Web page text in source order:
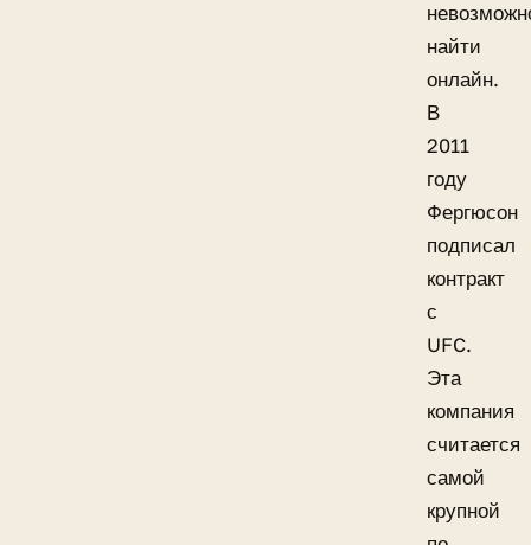
найти
онлайн.
В
2011
году
Фергюсон
подписал
контракт
с
UFC.
Эта
компания
считается
самой
крупной